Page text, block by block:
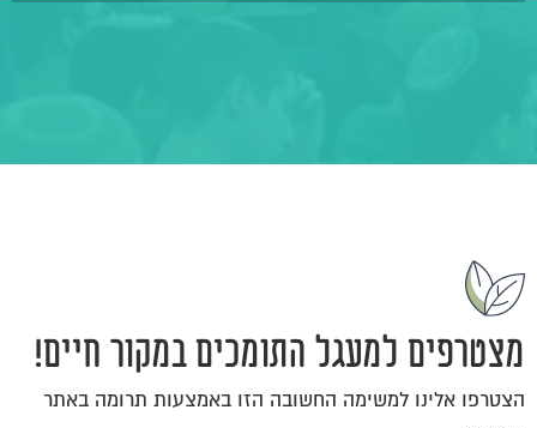
מצטרפים למעגל התומכים במקור חיים!
הצטרפו אלינו למשימה החשובה הזו באמצעות תרומה באתר